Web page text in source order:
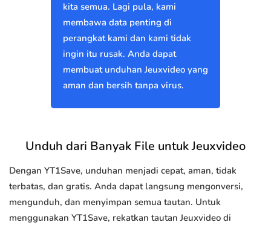
kita semua. Lagi pula, kami
membawa data penting di
perangkat kami dan kami tidak
ingin itu rusak. Anda dapat
membuat unduhan Jeuxvideo yang
aman dan bersih tanpa virus.
Unduh dari Banyak File untuk Jeuxvideo
Dengan YT1Save, unduhan menjadi cepat, aman, tidak
terbatas, dan gratis. Anda dapat langsung mengonversi,
mengunduh, dan menyimpan semua tautan. Untuk
menggunakan YT1Save, rekatkan tautan Jeuxvideo di